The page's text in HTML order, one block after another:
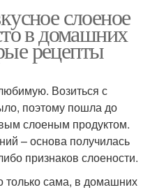
слоеное
в домашних
рецепты
Возиться с
поэтому пошла до
слоеным продуктом.
– основа получилась
признаков слоености.
только сама, в домашних